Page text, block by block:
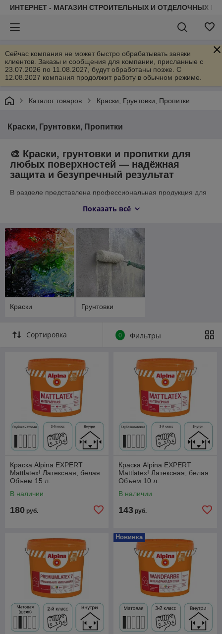
ИНТЕРНЕТ - МАГАЗИН СТРОИТЕЛЬНЫХ И ОТДЕЛОЧНЫХ
Сейчас компания не может быстро обрабатывать заявки
клиентов. Заказы и сообщения для компании, присланные с
23.07.2026 по 11.08.2027, будут обработаны позже. С
12.08.2027 компания продолжит работу в обычном режиме.
Каталог товаров Краски, Грунтовки, Пропитки
Краски, Грунтовки, Пропитки
🎨 Краски, грунтовки и пропитки для
любых поверхностей — надёжная
защита и безупречный результат
В разделе представлена профессиональная продукция для
поверхностей: стен, потолков, фасадов, полов, древесины и
наружных работ,грунтовки глубокого проникновения
пропитки для дерева и бетона, а также антисептики и
гидрофобизаторы.
Мы собрали продукцию от проверенных брендов:
Sniezka, Ceresit, Dulux, ТЕКС, Caparol, Diamant
могли подобрать оптимальное решение под любые задачи
строительства или ремонта.
Показать всё
Краски Грунтовки
Сортировка 0 Фильтры
Краска Alpina EXPERT
Mattlatex! Латексная, белая.
Объем 15 л.
В наличии
180 руб.
Краска Alpina EXPERT
Mattlatex! Латексная, белая.
Объем 10 л.
В наличии
143 руб.
Новинка